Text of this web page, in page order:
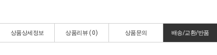
상품상세정보 상품리뷰 (0) 상품문의 배송/교환/반품